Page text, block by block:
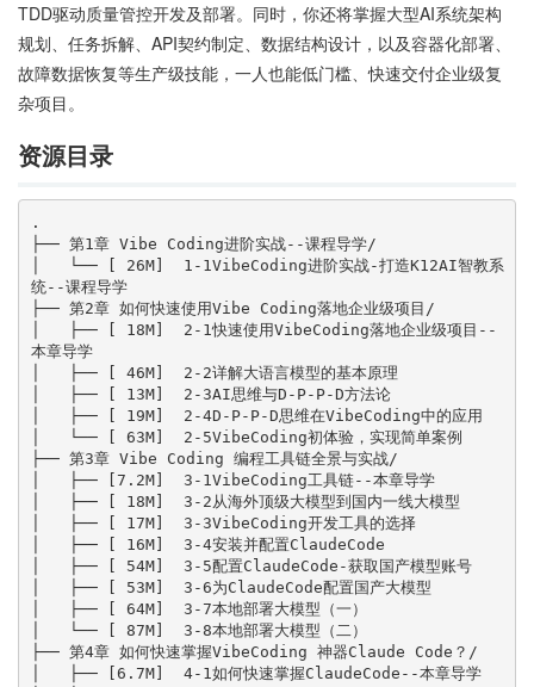
TDD驱动质量管控开发及部署。同时，你还将掌握大型AI系统架构
规划、任务拆解、API契约制定、数据结构设计，以及容器化部署、
故障数据恢复等生产级技能，一人也能低门槛、快速交付企业级复
杂项目。
资源目录
.
├── 第1章 Vibe Coding进阶实战--课程导学/
│   └── [ 26M]  1-1VibeCoding进阶实战-打造K12AI智教系
统--课程导学
├── 第2章 如何快速使用Vibe Coding落地企业级项目/
│   ├── [ 18M]  2-1快速使用VibeCoding落地企业级项目--
本章导学
│   ├── [ 46M]  2-2详解大语言模型的基本原理
│   ├── [ 13M]  2-3AI思维与D-P-P-D方法论
│   ├── [ 19M]  2-4D-P-P-D思维在VibeCoding中的应用
│   └── [ 63M]  2-5VibeCoding初体验，实现简单案例
├── 第3章 Vibe Coding 编程工具链全景与实战/
│   ├── [7.2M]  3-1VibeCoding工具链--本章导学
│   ├── [ 18M]  3-2从海外顶级大模型到国内一线大模型
│   ├── [ 17M]  3-3VibeCoding开发工具的选择
│   ├── [ 16M]  3-4安装并配置ClaudeCode
│   ├── [ 54M]  3-5配置ClaudeCode-获取国产模型账号
│   ├── [ 53M]  3-6为ClaudeCode配置国产大模型
│   ├── [ 64M]  3-7本地部署大模型（一）
│   └── [ 87M]  3-8本地部署大模型（二）
├── 第4章 如何快速掌握VibeCoding 神器Claude Code？/
│   ├── [6.7M]  4-1如何快速掌握ClaudeCode--本章导学